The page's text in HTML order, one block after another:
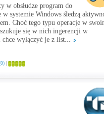
w obsłudze program do
systemie Windows śledzą
Choć tego typu operacje w
się w nich ingerencji w
wyłączyć je z list...
|